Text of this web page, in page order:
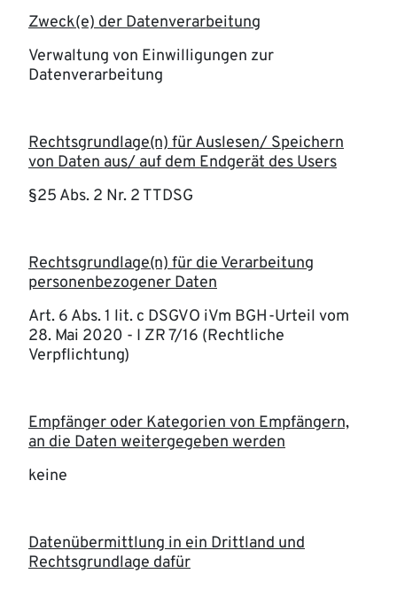
Zweck(e) der Datenverarbeitung
Verwaltung von Einwilligungen zur
Datenverarbeitung
Rechtsgrundlage(n) für Auslesen/ Speichern
von Daten aus/ auf dem Endgerät des Users
§25 Abs. 2 Nr. 2 TTDSG
Rechtsgrundlage(n) für die Verarbeitung
personenbezogener Daten
Art. 6 Abs. 1 lit. c DSGVO iVm BGH-Urteil vom
28. Mai 2020 - I ZR 7/16 (Rechtliche
Verpflichtung)
Empfänger oder Kategorien von Empfängern,
an die Daten weitergegeben werden
keine
Datenübermittlung in ein Drittland und
Rechtsgrundlage dafür